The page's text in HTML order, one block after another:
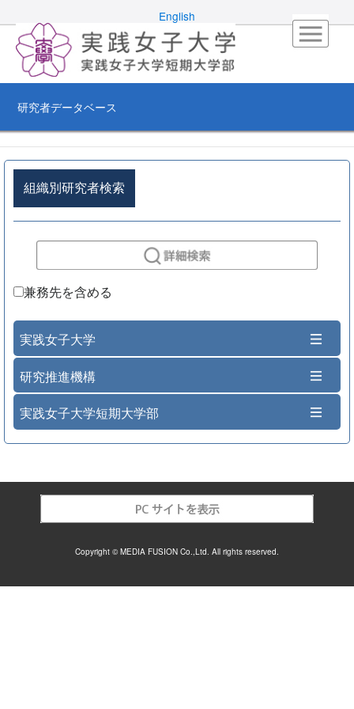
English
研究者データベース
組織別研究者検索
兼務先を含める
実践女子大学
研究推進機構
実践女子大学短期大学部
Copyright © MEDIA FUSION Co.,Ltd. All rights reserved.